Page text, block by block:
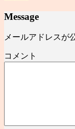
Message
メールアドレスが
コメント